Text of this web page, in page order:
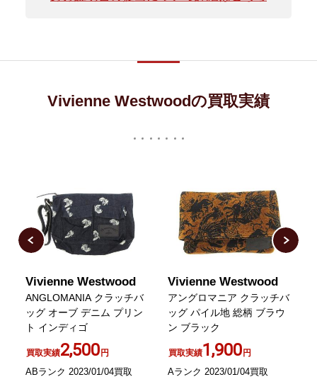
Vivienne Westwoodの買取実績
Vivienne Westwood
ANGLOMANIA クラッチバ
ッグ オーブ デニム プリン
ト インディゴ
買取実績2,500円
ABランク 2023/01/04買取
Vivienne Westwood
アングロマニア クラッチバ
ッグ パイル地 総柄 ブラウ
ン ブラック
買取実績1,900円
Aランク 2023/01/04買取